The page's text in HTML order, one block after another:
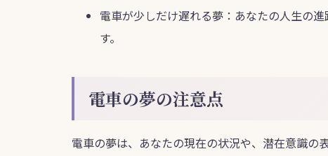
電車が少しだけ遅れる夢：あなたの人生の
す。
電車の夢の注意点
電車の夢は、あなたの現在の状況や、潜在意識の